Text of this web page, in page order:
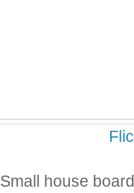
Small house